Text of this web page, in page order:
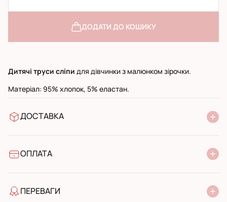
ДОДАТИ ДО КОШИКУ
Дитячі труси сліпи для дівчинки з малюнком зірочки.
Матеріал: 95% хлопок, 5% еластан.
ДОСТАВКА
УкрПошта стандарт
ОПЛАТА
Банківський переказ
ПЕРЕВАГИ